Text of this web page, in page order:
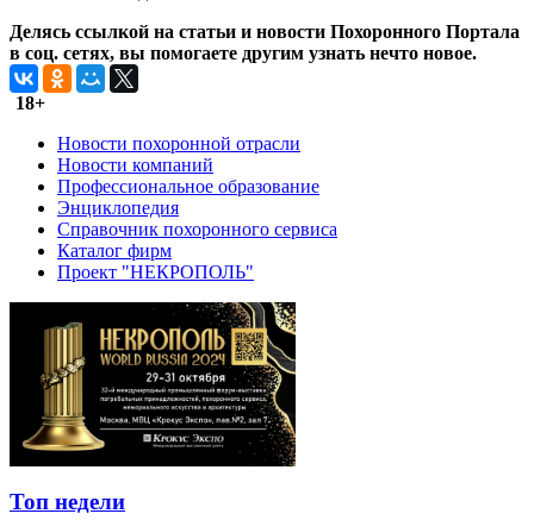
Делясь ссылкой на статьи и новости Похоронного Портала
в соц. сетях, вы помогаете другим узнать нечто новое.
18+
Новости похоронной отрасли
Новости компаний
Профессиональное образование
Энциклопедия
Справочник похоронного сервиса
Каталог фирм
Проект "НЕКРОПОЛЬ"
Топ недели